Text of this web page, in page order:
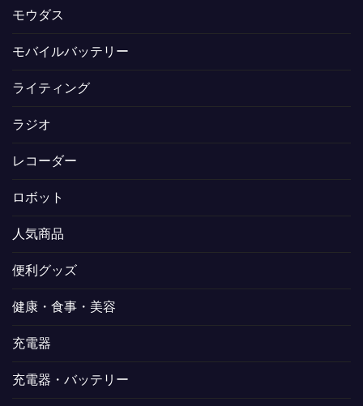
モウダス
モバイルバッテリー
ライティング
ラジオ
レコーダー
ロボット
人気商品
便利グッズ
健康・食事・美容
充電器
充電器・バッテリー